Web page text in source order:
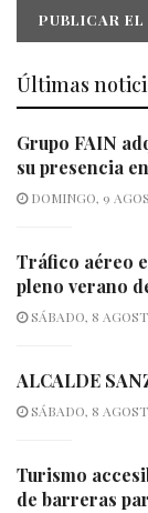
Últimas
Grupo FAIN
su presencia
DOMINGO, 9
Tráfico aéreo
pleno verano
SÁBADO, 8
ALCALDE
SÁBADO, 8
Turismo
de barreras